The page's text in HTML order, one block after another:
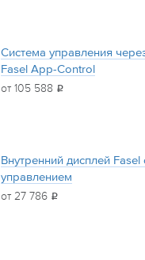
Система управления
Fasel App-Control
от 105 588 i
Внутренний дисплей Fasel
управлением
от 27 786 i